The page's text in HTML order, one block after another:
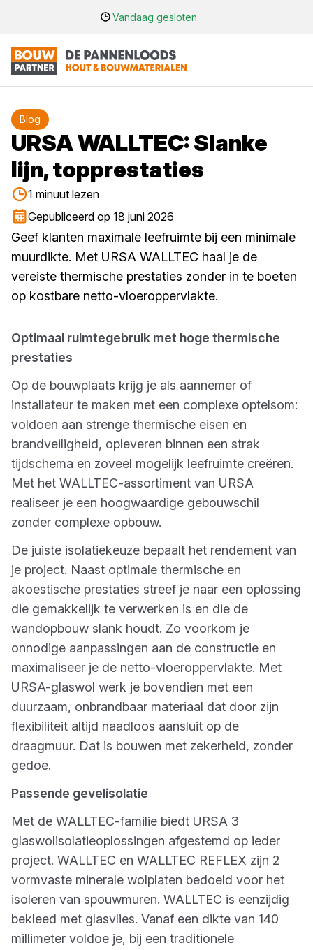
Vandaag gesloten
Blog
URSA WALLTEC: Slanke
lijn, topprestaties
1 minuut lezen
Gepubliceerd op 18 juni 2026
Geef klanten maximale leefruimte bij een minimale
muurdikte. Met URSA WALLTEC haal je de
vereiste thermische prestaties zonder in te boeten
op kostbare netto-vloeroppervlakte.
Optimaal ruimtegebruik met hoge thermische
prestaties
Op de bouwplaats krijg je als aannemer of
installateur te maken met een complexe optelsom:
voldoen aan strenge thermische eisen en
brandveiligheid, opleveren binnen een strak
tijdschema en zoveel mogelijk leefruimte creëren.
Met het WALLTEC-assortiment van URSA
realiseer je een hoogwaardige gebouwschil
zonder complexe opbouw.
De juiste isolatiekeuze bepaalt het rendement van
je project. Naast optimale thermische en
akoestische prestaties streef je naar een oplossing
die gemakkelijk te verwerken is en die de
wandopbouw slank houdt. Zo voorkom je
onnodige aanpassingen aan de constructie en
maximaliseer je de netto-vloeroppervlakte. Met
URSA-glaswol werk je bovendien met een
duurzaam, onbrandbaar materiaal dat door zijn
flexibiliteit altijd naadloos aansluit op de
draagmuur. Dat is bouwen met zekerheid, zonder
gedoe.
Passende gevelisolatie
Met de WALLTEC-familie biedt URSA 3
glaswolisolatieoplossingen afgestemd op ieder
project. WALLTEC en WALLTEC REFLEX zijn 2
vormvaste minerale wolplaten bedoeld voor het
isoleren van spouwmuren. WALLTEC is eenzijdig
bekleed met glasvlies. Vanaf een dikte van 140
millimeter voldoe je, bij een traditionele